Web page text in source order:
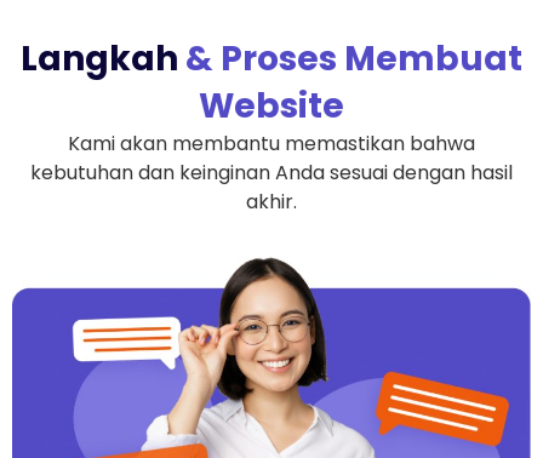
Langkah & Proses Membuat
Website
Kami akan membantu memastikan bahwa
kebutuhan dan keinginan Anda sesuai dengan hasil
akhir.